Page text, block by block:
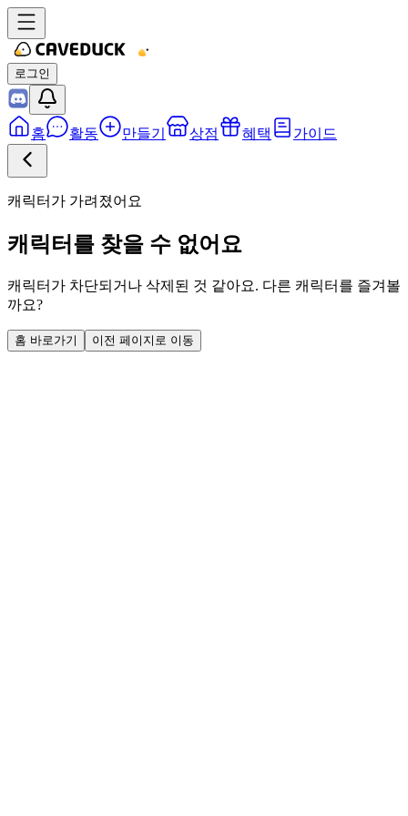
로그인
홈 활동 만들기 상점 혜택 가이드
캐릭터가 가려졌어요
캐릭터를 찾을 수 없어요
캐릭터가 차단되거나 삭제된 것 같아요. 다른 캐릭터를 즐겨볼
까요?
홈 바로가기 이전 페이지로 이동